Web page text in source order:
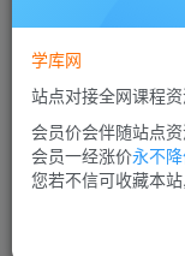
您
学库网
站点对接全网课程
会员价会伴随站点
会员一经涨价永不
您若不信可收藏本